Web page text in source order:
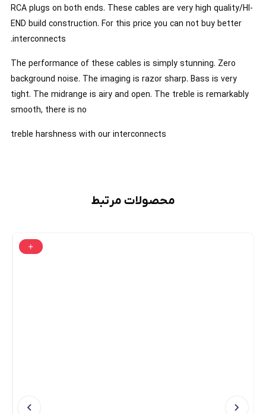
RCA plugs on both ends. These cables are very high quality/HI-
END build construction. For this price you can not buy better
interconnects.
The performance of these cables is simply stunning. Zero
background noise. The imaging is razor sharp. Bass is very
tight. The midrange is airy and open. The treble is remarkably
smooth, there is no
treble harshness with our interconnects
محصولات مرتبط